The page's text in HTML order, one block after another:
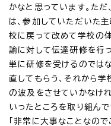
かなと思っています。た
は、参加していただいた
校に戻って改めて学校の
諭に対して伝達研修を行
単に研修を受けるのでは
直してもらう、それから
の波及をさせていかなけ
いったところを取り組ん
「非常に大事なことなの